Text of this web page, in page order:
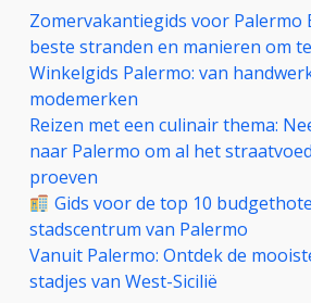
Zomervakantiegids voor Palermo
beste stranden en manieren om
Winkelgids Palermo: van
modemerken
Reizen met een culinair thema:
naar Palermo om al het
proeven
Gids voor de top 10
stadscentrum van Palermo
Vanuit Palermo: Ontdek de
stadjes van West-Sicilië